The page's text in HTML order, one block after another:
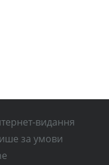
видання
за умови